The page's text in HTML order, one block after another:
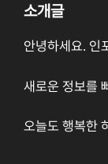
소개글
안녕하세요. 인
새로운 정보를
오늘도 행복한